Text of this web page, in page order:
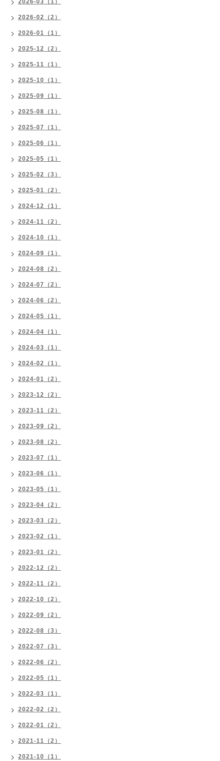
2026-03（1）
2026-02（2）
2026-01（1）
2025-12（2）
2025-11（1）
2025-10（1）
2025-09（1）
2025-08（1）
2025-07（1）
2025-06（1）
2025-05（1）
2025-02（3）
2025-01（2）
2024-12（1）
2024-11（2）
2024-10（1）
2024-09（1）
2024-08（2）
2024-07（2）
2024-06（2）
2024-05（1）
2024-04（1）
2024-03（1）
2024-02（1）
2024-01（2）
2023-12（2）
2023-11（2）
2023-09（2）
2023-08（2）
2023-07（1）
2023-06（1）
2023-05（1）
2023-04（2）
2023-03（2）
2023-02（1）
2023-01（2）
2022-12（2）
2022-11（2）
2022-10（2）
2022-09（2）
2022-08（3）
2022-07（3）
2022-06（2）
2022-05（1）
2022-03（1）
2022-02（2）
2022-01（2）
2021-11（2）
2021-10（1）